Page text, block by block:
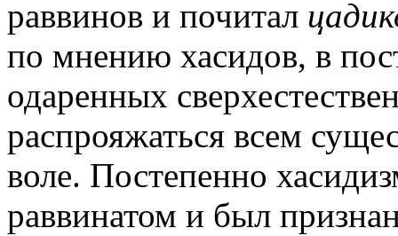
раввинов и почитал
по мнению хасидов, в
одаренных
распрояжаться всем
воле. Постепенно
раввинатом и был